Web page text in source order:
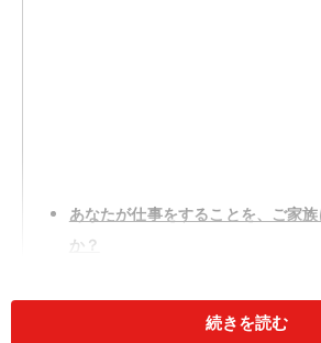
あなたが仕事をすることを、ご家
か？
未経験の職種への応募ですが、大丈
続きを読む